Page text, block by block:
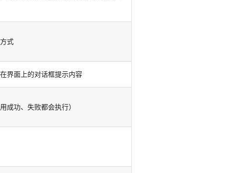
式
界面上的对话框提示内容
成功、失败都会执行）